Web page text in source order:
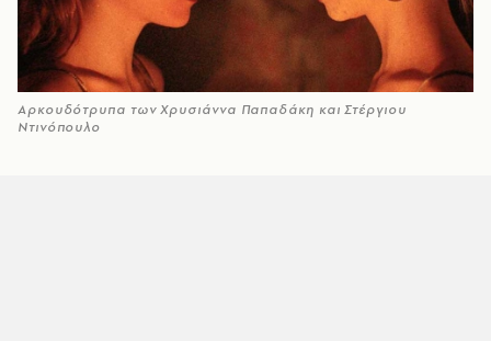
Αρκουδότρυπα των Χρυσιάννα Παπαδάκη και Στέργιου
Ντινόπουλο